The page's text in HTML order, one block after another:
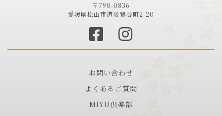
〒790-0836
愛媛県松山市道後鷺谷町2-20
お問い合わせ
よくあるご質問
MIYU倶楽部